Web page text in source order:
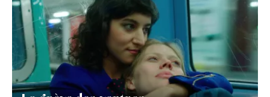
La grève des ventres